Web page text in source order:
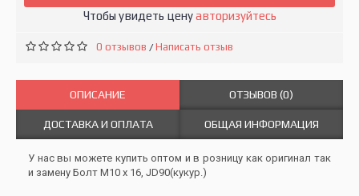
Чтобы увидеть ценуавторизуйтесь
0 отзывов /Написать отзыв
ОПИСАНИЕ ОТЗЫВОВ (0)
ДОСТАВКА И ОПЛАТА ОБЩАЯ ИНФОРМАЦИЯ
У нас вы можете купить оптом и в розницу как оригинал так
и замену Болт M10 х 16, JD90(кукур.)